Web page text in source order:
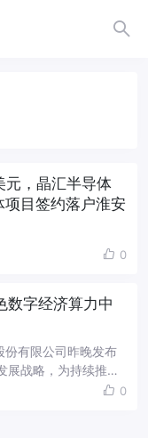
，晶汇半导体
项目签约落户淮安
0
数字经济算力中
份有限公司昨晚发布
展战略，为持续推进
一步提升核心竞争
0